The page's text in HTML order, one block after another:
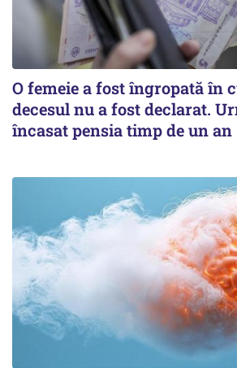
O femeie a fost îngropată în
decesul nu a fost declarat.
încasat pensia timp de un an